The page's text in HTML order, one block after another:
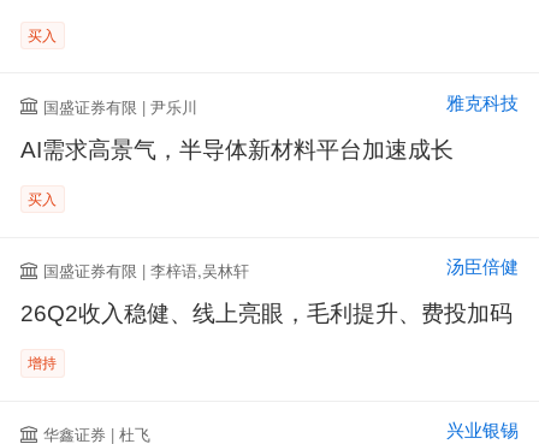
买入
国盛证券有限 | 尹乐川 雅克科技
AI需求高景气，半导体新材料平台加速成长
买入
国盛证券有限 | 李梓语,吴林轩 汤臣倍健
26Q2收入稳健、线上亮眼，毛利提升、费投加码
增持
华鑫证券 | 杜飞 兴业银锡